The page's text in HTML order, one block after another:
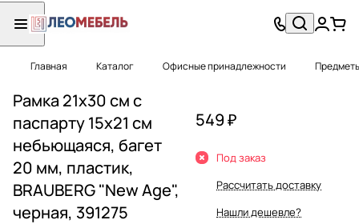
Главная Каталог Офисные принадлежности
Рамка 21х30 см с
паспарту 15х21 см
небьющаяся, багет
20 мм, пластик,
BRAUBERG "New Age",
черная, 391275
549 ₽
Под заказ
Рассчитать доставку
Нашли дешевле?